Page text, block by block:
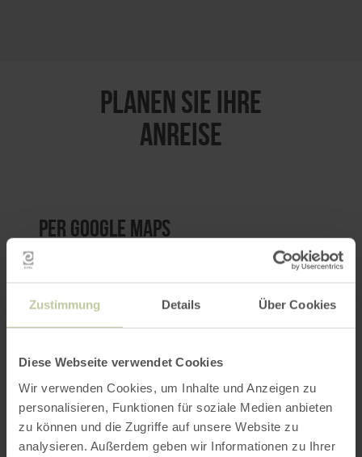
Zustimmung Details Über Cookies
Diese Webseite verwendet Cookies
Wir verwenden Cookies, um Inhalte und Anzeigen zu
personalisieren, Funktionen für soziale Medien anbieten
zu können und die Zugriffe auf unsere Website zu
analysieren. Außerdem geben wir Informationen zu Ihrer
PLANEN SIE IHRE
ANREISE
per Google Maps
ROUTE PLANEN